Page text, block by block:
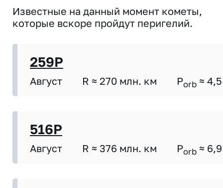
Известные на данный момент кометы,
которые вскоре пройдут перигелий.
259P
Август R ≈ 270 млн. км Porb ≈ 4,5
516P
Август R ≈ 376 млн. км Porb ≈ 6,9